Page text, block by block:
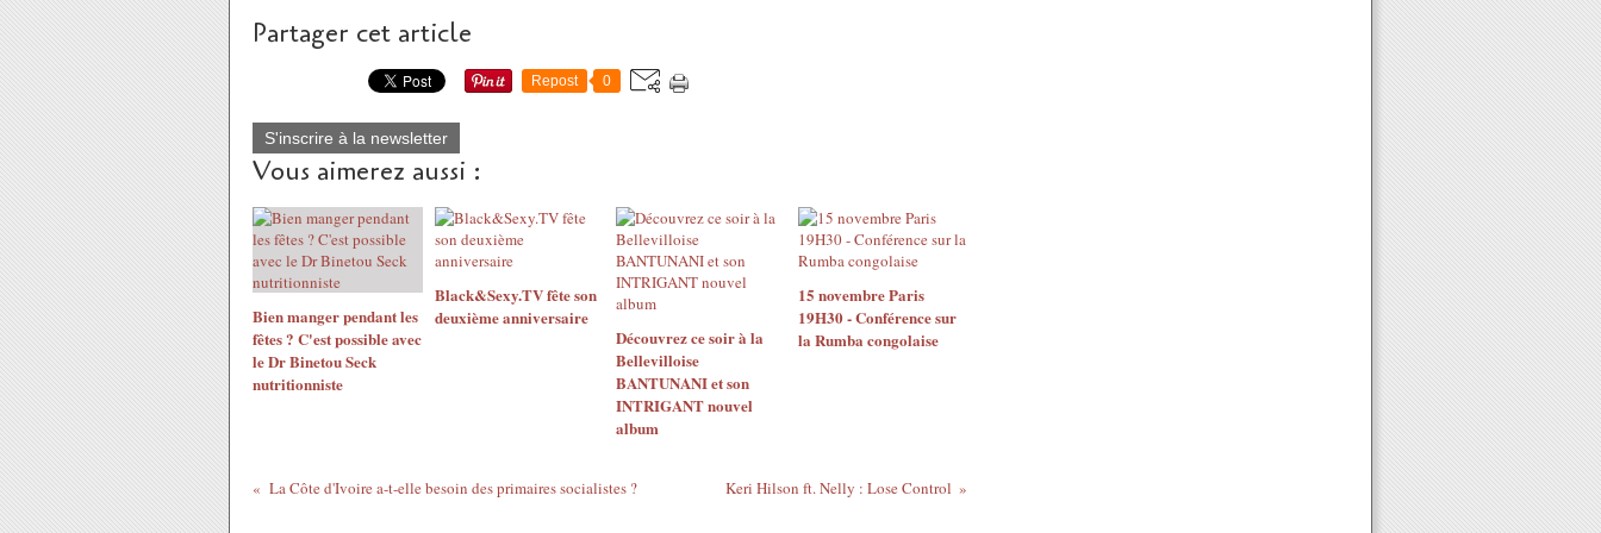
Partager cet article
Repost 0
S'inscrire à la newsletter
Vous aimerez aussi :
Bien manger pendant les
fêtes ? C'est possible avec
le Dr Binetou Seck
nutritionniste
Black&Sexy.TV fête son
deuxième anniversaire
Découvrez ce soir à la
Bellevilloise
BANTUNANI et son
INTRIGANT nouvel
album
15 novembre Paris
19H30 - Conférence sur
la Rumba congolaise
La Côte d'Ivoire a-t-elle besoin des primaires socialistes ? Keri Hilson ft. Nelly : Lose Control